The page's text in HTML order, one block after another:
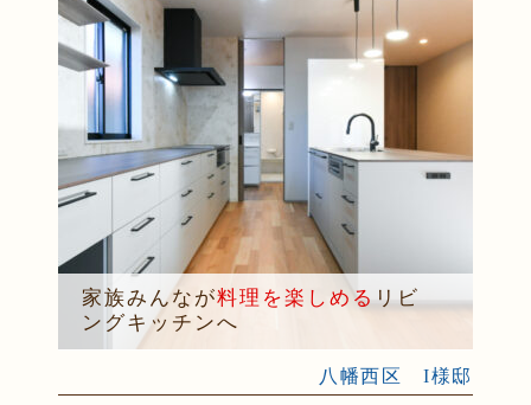
家族みんなが料理を楽しめるリビ
ングキッチンへ
八幡西区 I様邸